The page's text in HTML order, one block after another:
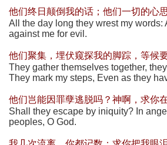
他们终日颠倒我的话；他们一切的心
All the day long they wrest my words:
against me for evil.
他们聚集，埋伏窥探我的脚踪，等候
They gather themselves together,
They mark my steps, Even as they
他们岂能因罪孽逃脱吗？神啊，求你
Shall they escape by iniquity? In
peoples, O God.